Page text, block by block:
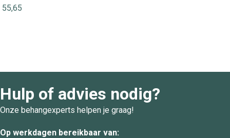
55,65
Hulp of advies nodig?
Onze behangexperts helpen je graag!
Op werkdagen bereikbaar van: